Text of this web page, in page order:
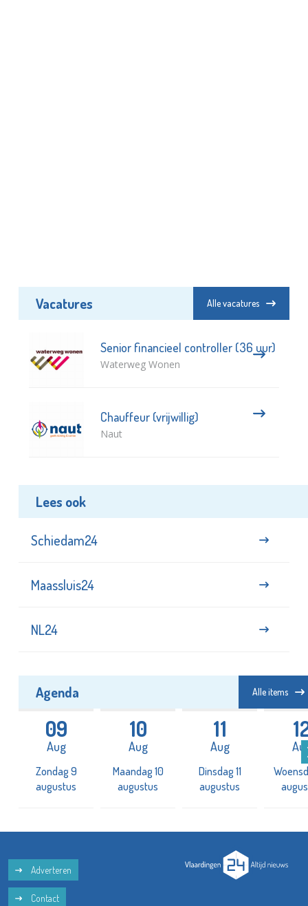
Vacatures Alle vacatures
Senior financieel controller (36 uur)
Waterweg Wonen
Chauffeur (vrijwillig)
Naut
Lees ook
Schiedam24
Maassluis24
NL24
Agenda Alle items
09
Aug
Zondag 9
augustus
10
Aug
Maandag 10
augustus
11
Aug
Dinsdag 11
augustus
Adverteren
Contact